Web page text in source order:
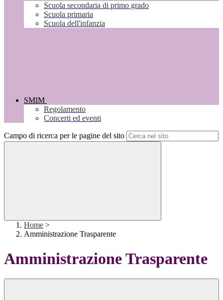
Scuola secondaria di primo grado
Scuola primaria
Scuola dell'infanzia
SMIM
Regolamento
Concerti ed eventi
Campo di ricerca per le pagine del sito
Home >
Amministrazione Trasparente
Amministrazione Trasparente